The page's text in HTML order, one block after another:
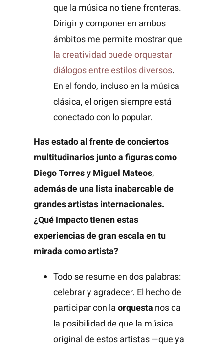
que la música no tiene fronteras.
Dirigir y componer en ambos
ámbitos me permite mostrar que
la creatividad puede orquestar
diálogos entre estilos diversos.
En el fondo, incluso en la música
clásica, el origen siempre está
conectado con lo popular.
Has estado al frente de conciertos
multitudinarios junto a figuras como
Diego Torres y Miguel Mateos,
además de una lista inabarcable de
grandes artistas internacionales.
¿Qué impacto tienen estas
experiencias de gran escala en tu
mirada como artista?
Todo se resume en dos palabras:
celebrar y agradecer. El hecho de
participar con laorquesta nos da
la posibilidad de que la música
original de estos artistas —que ya